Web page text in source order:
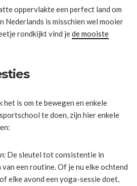
oppervlakte een perfect land om
Nederlands is misschien wel mooier
rondkijkt vind jede mooiste
is om te bewegen en enkele
te doen, zijn hier enkele
De sleutel tot consistentie in
van een routine. Of je nu elke ochtend
elke avond een yoga-sessie doet,